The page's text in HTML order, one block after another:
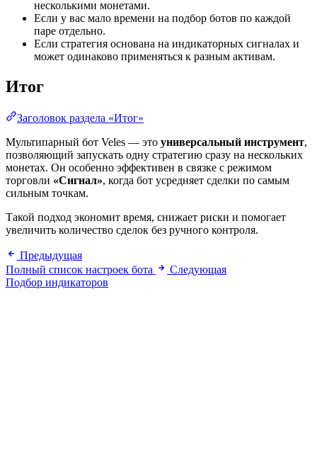
несколькими монетами.
Если у вас мало времени на подбор ботов по каждой
паре отдельно.
Если стратегия основана на индикаторных сигналах и
может одинаково применяться к разным активам.
Итог
Заголовок раздела «Итог»
Мультипарный бот Veles — это универсальный инструмент,
позволяющий запускать одну стратегию сразу на нескольких
монетах. Он особенно эффективен в связке с режимом
торговли «Сигнал», когда бот усредняет сделки по самым
сильным точкам.
Такой подход экономит время, снижает риски и помогает
увеличить количество сделок без ручного контроля.
Предыдущая
Полный список настроек бота
Следующая
Подбор индикаторов